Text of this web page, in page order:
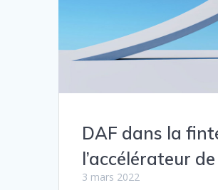
DAF dans la
l’accélérateur
3 mars 2022